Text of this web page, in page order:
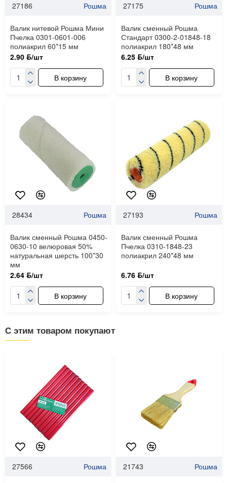
27186 Рошма
Валик нитевой Рошма Мини
Пчелка 0301-0601-006
полиакрил 60*15 мм
2.90 ƃ/шт
В корзину
27175 Рошма
Валик сменный Рошма
Стандарт 0300-2-01848-18
полиакрил 180*48 мм
6.25 ƃ/шт
В корзину
28434 Рошма
Валик сменный Рошма 0450-
0630-10 велюровая 50%
натуральная шерсть 100*30
мм
2.64 ƃ/шт
В корзину
27193 Рошма
Валик сменный Рошма
Пчелка 0310-1848-23
полиакрил 240*48 мм
6.76 ƃ/шт
В корзину
С этим товаром покупают
27566 Рошма 21743 Рошма